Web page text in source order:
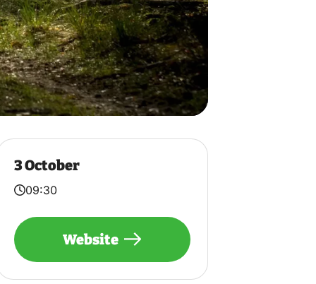
3 October
09:30
Website